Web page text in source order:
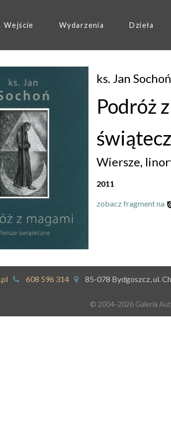
Wejście Wydarzenia Dzieła
ks. Jan Sochoń
Podróż
Wiersze,
2011
zobacz fragment na
608 596 314 85-078 Bydgoszcz, ul.
© 2004–2026 Galeria